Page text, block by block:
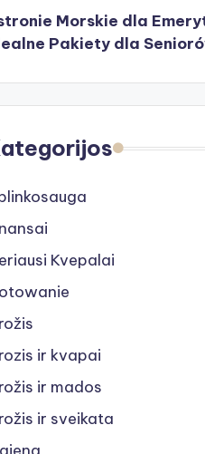
Morskie dla
Pakiety dla
Kvepalai
ir kvapai
ir mados
ir sveikata